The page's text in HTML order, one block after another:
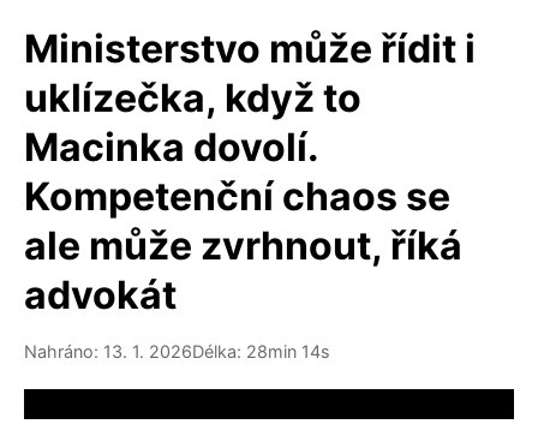
Ministerstvo může řídit i
uklízečka, když to
Macinka dovolí.
Kompetenční chaos se
ale může zvrhnout, říká
advokát
Nahráno: 13. 1. 2026Délka: 28min 14s